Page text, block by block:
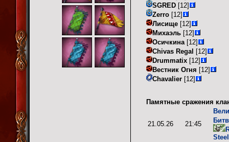
SGRED [12]
Zerro [12]
Лисище [12]
Михаэль [12]
Осичкина [12]
Chivas Regal [12]
Drummatix [12]
Вестник Огня [12]
Chavalier [12]
Памятные сражения
21.05.26 21:45